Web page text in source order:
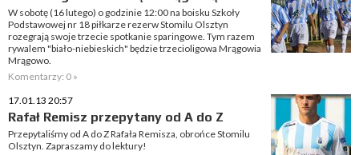
W sobotę (16 lutego) o godzinie 12:00 na boisku Szkoły
Podstawowej nr 18 piłkarze rezerw Stomilu Olsztyn
rozegrają swoje trzecie spotkanie sparingowe. Tym razem
rywalem "biało-niebieskich" będzie trzecioligowa Mrągowia
Mrągowo.
Komentarzy: 0 »
17.01.13 20:57
Rafał Remisz przepytany od A do Z
Przepytaliśmy od A do Z Rafała Remisza, obrońce Stomilu
Olsztyn. Zapraszamy do lektury!